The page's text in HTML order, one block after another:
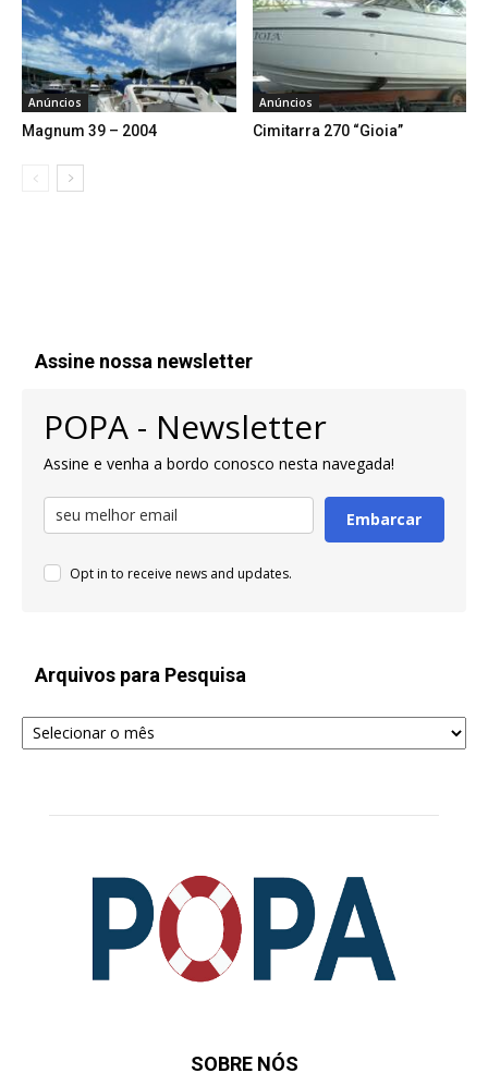
Anúncios
Magnum 39 – 2004
Anúncios
Cimitarra 270 “Gioia”
Assine nossa newsletter
POPA - Newsletter
Assine e venha a bordo conosco nesta navegada!
Embarcar
Opt in to receive news and updates.
Arquivos para Pesquisa
Arquivos
para
SOBRE NÓS